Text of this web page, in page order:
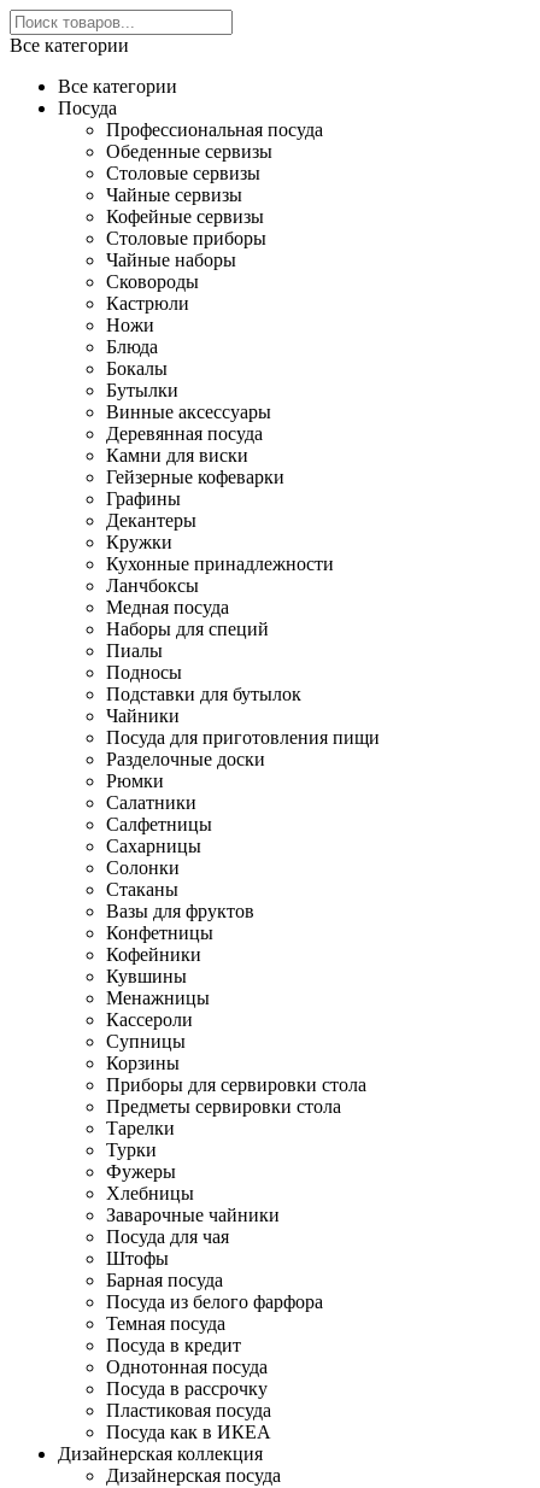
Все категории
Все категории
Посуда
Профессиональная посуда
Обеденные сервизы
Столовые сервизы
Чайные сервизы
Кофейные сервизы
Столовые приборы
Чайные наборы
Сковороды
Кастрюли
Ножи
Блюда
Бокалы
Бутылки
Винные аксессуары
Деревянная посуда
Камни для виски
Гейзерные кофеварки
Графины
Декантеры
Кружки
Кухонные принадлежности
Ланчбоксы
Медная посуда
Наборы для специй
Пиалы
Подносы
Подставки для бутылок
Чайники
Посуда для приготовления пищи
Разделочные доски
Рюмки
Салатники
Салфетницы
Сахарницы
Солонки
Стаканы
Вазы для фруктов
Конфетницы
Кофейники
Кувшины
Менажницы
Кассероли
Супницы
Корзины
Приборы для сервировки стола
Предметы сервировки стола
Тарелки
Турки
Фужеры
Хлебницы
Заварочные чайники
Посуда для чая
Штофы
Барная посуда
Посуда из белого фарфора
Темная посуда
Посуда в кредит
Однотонная посуда
Посуда в рассрочку
Пластиковая посуда
Посуда как в ИКЕА
Дизайнерская коллекция
Дизайнерская посуда